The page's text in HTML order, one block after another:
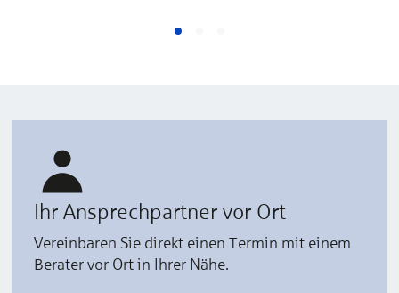
Ihr Ansprechpartner vor Ort
Vereinbaren Sie direkt einen Termin mit einem
Berater vor Ort in Ihrer Nähe.